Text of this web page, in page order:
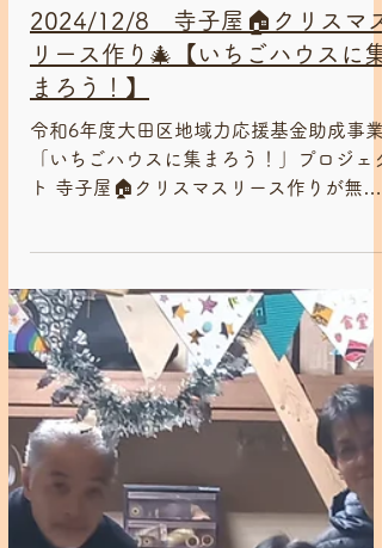
2024年12月8日
寺子屋 / 大田区 地域力応援基金助成事業
2024/12/8 寺子屋🏠クリスマス
リース作り🎄【いちごハウスに集
「いちごハウスに集まろう！」プロジェク
ト 寺子屋🏠クリスマスリース作りが無事
終了しました😊 理事長タケの先輩から素
敵なクリスマスリースのご寄付をいただき
ました！！ こちらはジャンベの仲間に頂
いたチョコレートのクリスマスアドベント
カレ...